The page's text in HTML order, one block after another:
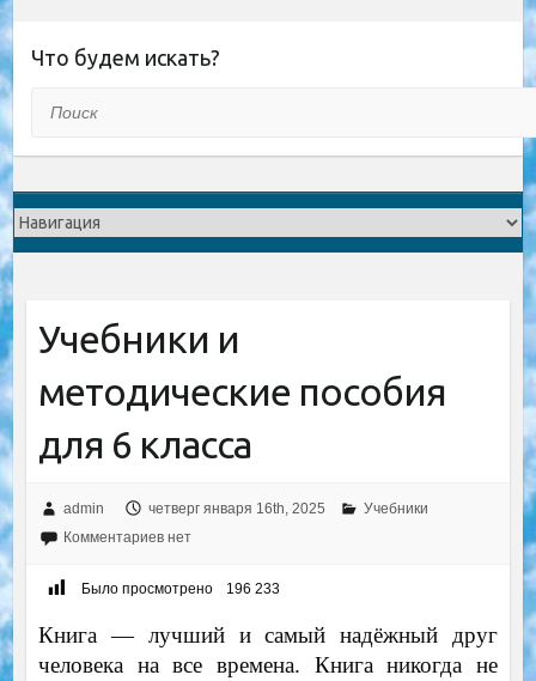
Что будем искать?
Учебники и
методические пособия
для 6 класса
admin четверг января 16th, 2025
Учебники
Комментариев нет
Было просмотрено 196 233
Книга — лучший и самый надёжный друг
человека на все времена. Книга никогда не